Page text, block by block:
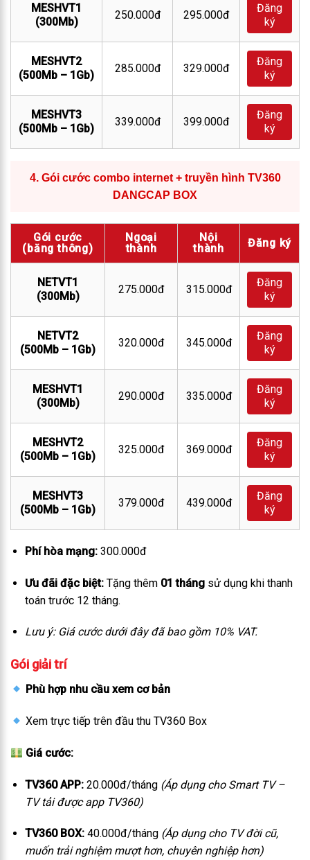
MESHVT1
(300Mb)
250.000đ 295.000đ
Đăng
ký
MESHVT2
(500Mb – 1Gb)
285.000đ 329.000đ
Đăng
ký
MESHVT3
(500Mb – 1Gb)
339.000đ 399.000đ
Đăng
ký
4. Gói cước combo internet + truyền hình TV360
DANGCAP BOX
Gói cước
(băng thông)
Ngoại
thành
Nội
thành
Đăng ký
NETVT1
(300Mb)
275.000đ 315.000đ
Đăng
ký
NETVT2
(500Mb – 1Gb)
320.000đ 345.000đ
Đăng
ký
MESHVT1
(300Mb)
290.000đ 335.000đ
Đăng
ký
MESHVT2
(500Mb – 1Gb)
325.000đ 369.000đ
Đăng
ký
MESHVT3
(500Mb – 1Gb)
379.000đ 439.000đ
Đăng
ký
Phí hòa mạng:300.000đ
Ưu đãi đặc biệt:Tặng thêm 01 thángsử dụng khi thanh
toán trước 12 tháng.
Lưu ý: Giá cước dưới đây đã bao gồm 10% VAT.
Gói giải trí
Phù hợp nhu cầu xem cơ bản
Xem trực tiếp trên đầu thu TV360 Box
Giá cước:
TV360 APP:20.000đ/tháng (Áp dụng cho Smart TV –
TV tải được app TV360)
TV360 BOX:40.000đ/tháng (Áp dụng cho TV đời cũ,
muốn trải nghiệm mượt hơn, chuyên nghiệp hơn)